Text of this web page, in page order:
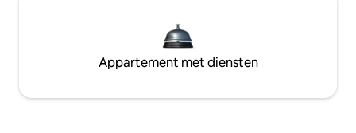
Appartement met diensten